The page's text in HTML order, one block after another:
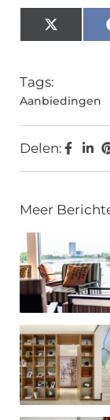
X
Tags:
Aanbiedingen
Delen:
Meer